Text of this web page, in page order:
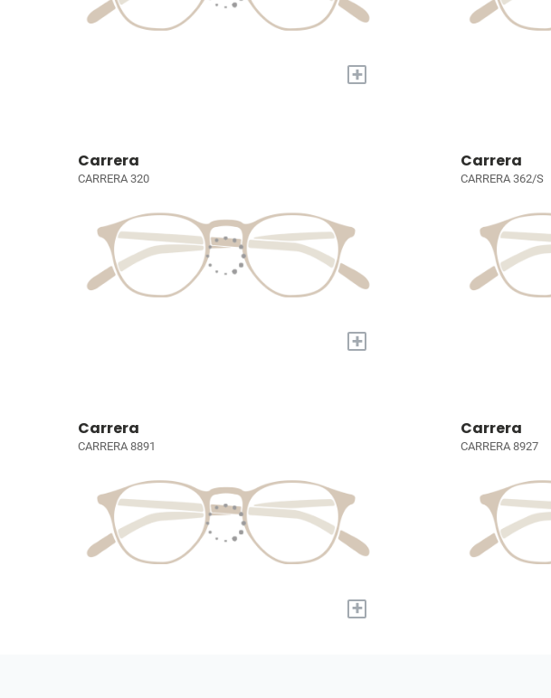
+
Carrera
CARRERA 320
+
Carrera
CARRERA 362/S
Carrera
CARRERA 8891
+
Carrera
CARRERA 8927